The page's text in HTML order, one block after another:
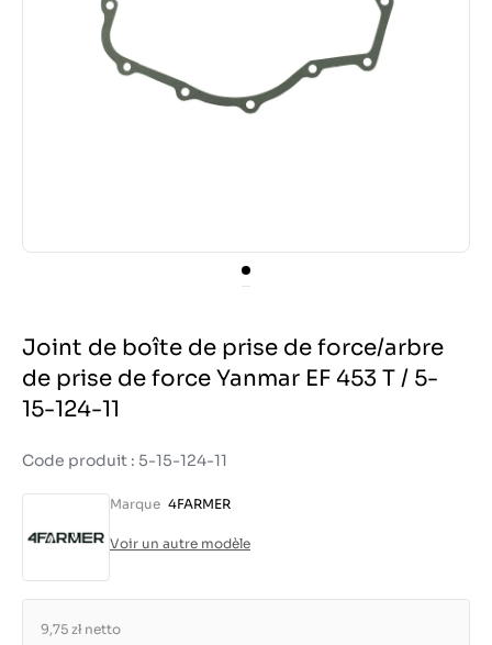
Joint de boîte de prise de force/arbre
de prise de force Yanmar EF 453 T / 5-
15-124-11
Code produit : 5-15-124-11
Marque 4FARMER
Voir un autre modèle
9,75 zł netto